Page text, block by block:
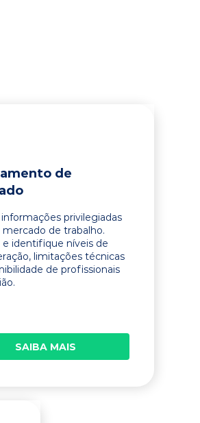
de
privilegiadas
mercado de trabalho.
e identifique níveis de
limitações técnicas
de profissionais
SAIBA MAIS